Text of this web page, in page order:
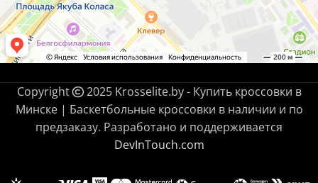
Copyright
2025 Krosselite.by - Купить кроссовки в
Минске | Баскетбольные кроссовки в наличии и по
предзаказу. Разработано и поддерживается
DevInTouch.com